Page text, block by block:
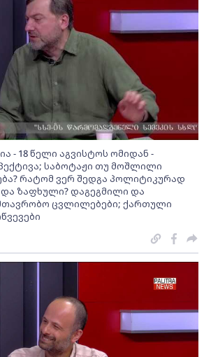
- 18 წელი აგვისტოს ომიდან -
საბოტაჟი თუ მოშლილი
რატომ ვერ შედგა პოლიტიკურად
ზაფხული? დაგეგმილი და
ცვლილებები; ქართული